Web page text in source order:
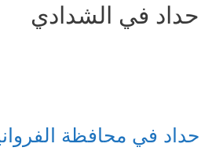
حداد في الشدادي
حداد في محافظة